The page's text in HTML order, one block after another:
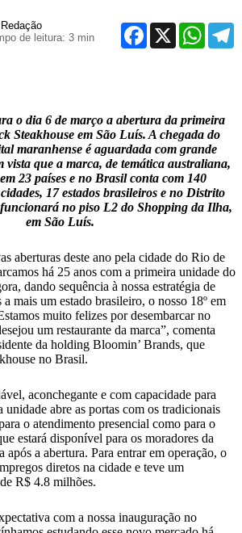
de leitura: 3 min
Facebook
X
o dia 6 de março a abertura da primeira
Steakhouse em São Luís. A chegada do
maranhense é aguardada com grande
vista que a marca, de temática australiana,
23 países e no Brasil conta com 140
17 estados brasileiros e no Distrito
no piso L2 do Shopping da Ilha,
em São Luís.
aberturas deste ano pela cidade do Rio de
há 25 anos com a primeira unidade do
dando sequência à nossa estratégia de
a mais um estado brasileiro, o nosso 18º em
muito felizes por desembarcar no
um restaurante da marca”, comenta
da holding Bloomin’ Brands, que
no Brasil.
aconchegante e com capacidade para
unidade abre as portas com os tradicionais
o atendimento presencial como para o
estará disponível para os moradores da
após a abertura. Para entrar em operação, o
diretos na cidade e teve um
R$ 4.8 milhões.
com a nossa inauguração no